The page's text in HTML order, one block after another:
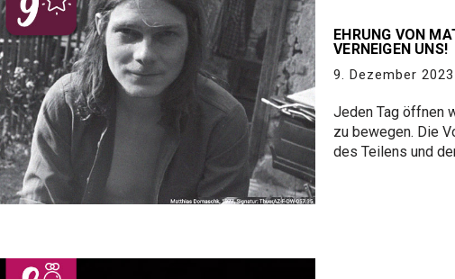
EHRUNG VON
VERNEIGEN UNS!
9. Dezember 2023
Jeden Tag öffnen
zu bewegen. Die
des Teilens und